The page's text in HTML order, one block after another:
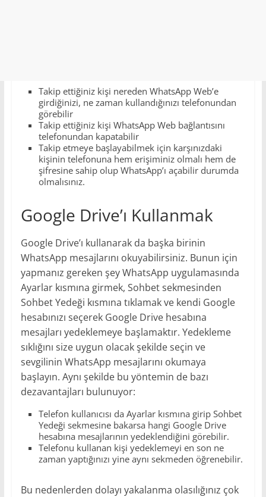
Takip ettiğiniz kişi nereden WhatsApp Web’e
girdiğinizi, ne zaman kullandığınızı telefonundan
görebilir
Takip ettiğiniz kişi WhatsApp Web bağlantısını
telefonundan kapatabilir
Takip etmeye başlayabilmek için karşınızdaki
kişinin telefonuna hem erişiminiz olmalı hem de
şifresine sahip olup WhatsApp’ı açabilir durumda
olmalısınız.
Google Drive’ı Kullanmak
Google Drive’ı kullanarak da başka birinin
WhatsApp mesajlarını okuyabilirsiniz. Bunun için
yapmanız gereken şey WhatsApp uygulamasında
Ayarlar kısmına girmek, Sohbet sekmesinden
Sohbet Yedeği kısmına tıklamak ve kendi Google
hesabınızı seçerek Google Drive hesabına
mesajları yedeklemeye başlamaktır. Yedekleme
sıklığını size uygun olacak şekilde seçin ve
sevgilinin WhatsApp mesajlarını okumaya
başlayın. Aynı şekilde bu yöntemin de bazı
dezavantajları bulunuyor:
Telefon kullanıcısı da Ayarlar kısmına girip Sohbet
Yedeği sekmesine bakarsa hangi Google Drive
hesabına mesajlarının yedeklendiğini görebilir.
Telefonu kullanan kişi yedeklemeyi en son ne
zaman yaptığınızı yine aynı sekmeden öğrenebilir.
Bu nedenlerden dolayı yakalanma olasılığınız çok